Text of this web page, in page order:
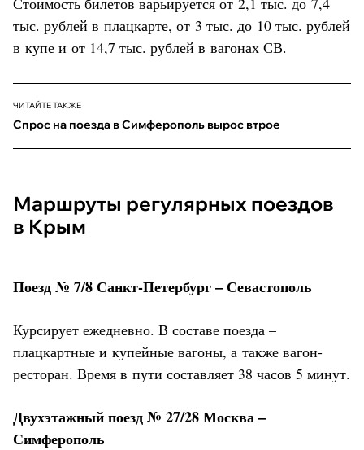
тыс. рублей в плацкарте, от 3 тыс. до 10 тыс. рублей
в купе и от 14,7 тыс. рублей в вагонах СВ.
ЧИТАЙТЕ ТАКЖЕ
Спрос на поезда в Симферополь вырос втрое
Маршруты регулярных поездов
в Крым
Поезд № 7/8 Санкт-Петербург – Севастополь
Курсирует ежедневно. В составе поезда –
плацкартные и купейные вагоны, а также вагон-
ресторан. Время в пути составляет 38 часов 5 минут.
Двухэтажный поезд № 27/28 Москва –
Симферополь